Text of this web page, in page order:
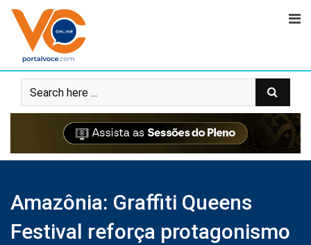
Amazônia: Graffiti Queens
Festival reforça protagonismo